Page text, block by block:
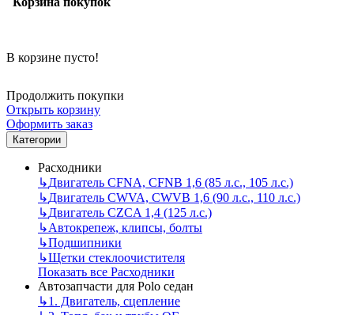
В корзине пусто!
Продолжить покупки
Открыть корзину
Оформить заказ
Категории
Расходники
↳Двигатель CFNA, CFNB 1,6 (85 л.с., 105 л.с.)
↳Двигатель CWVA, CWVB 1,6 (90 л.с., 110 л.с.)
↳Двигатель CZCA 1,4 (125 л.с.)
↳Автокрепеж, клипсы, болты
↳Подшипники
↳Щетки стеклоочистителя
Показать все Расходники
Автозапчасти для Polo седан
↳1. Двигатель, сцепление